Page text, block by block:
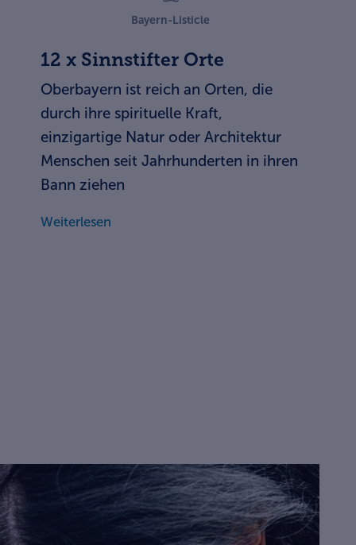
Bayern-Listicle
12 x Sinnstifter Orte
Oberbayern ist reich an Orten, die
durch ihre spirituelle Kraft,
einzigartige Natur oder Architektur
Menschen seit Jahrhunderten in ihren
Bann ziehen
Weiterlesen